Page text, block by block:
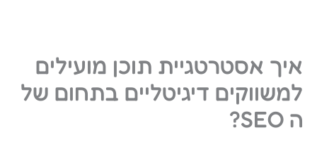
איך אסטרטגיית תוכן מועילים
למשווקים דיגיטליים בתחום של
ה SEO?